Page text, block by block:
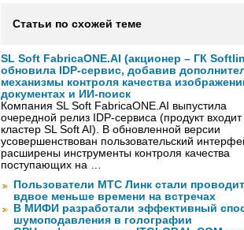
Статьи по схожей теме
SL Soft FabricaONE.AI (акционер – ГК
обновила IDP-сервис, добавив
механизмы контроля качества
документах и ИИ-поиск
Компания SL Soft FabricaONE.AI выпустила
очередной релиз IDP-сервиса (продукт входит
кластер SL Soft AI). В обновленной версии
усовершенствован пользовательский
расширены инструменты контроля качества
поступающих на …
Пользователи МТС Линк стали
вдвое меньше времени на встречах
В МИФИ разработали эффективный
шумоподавления в голографии